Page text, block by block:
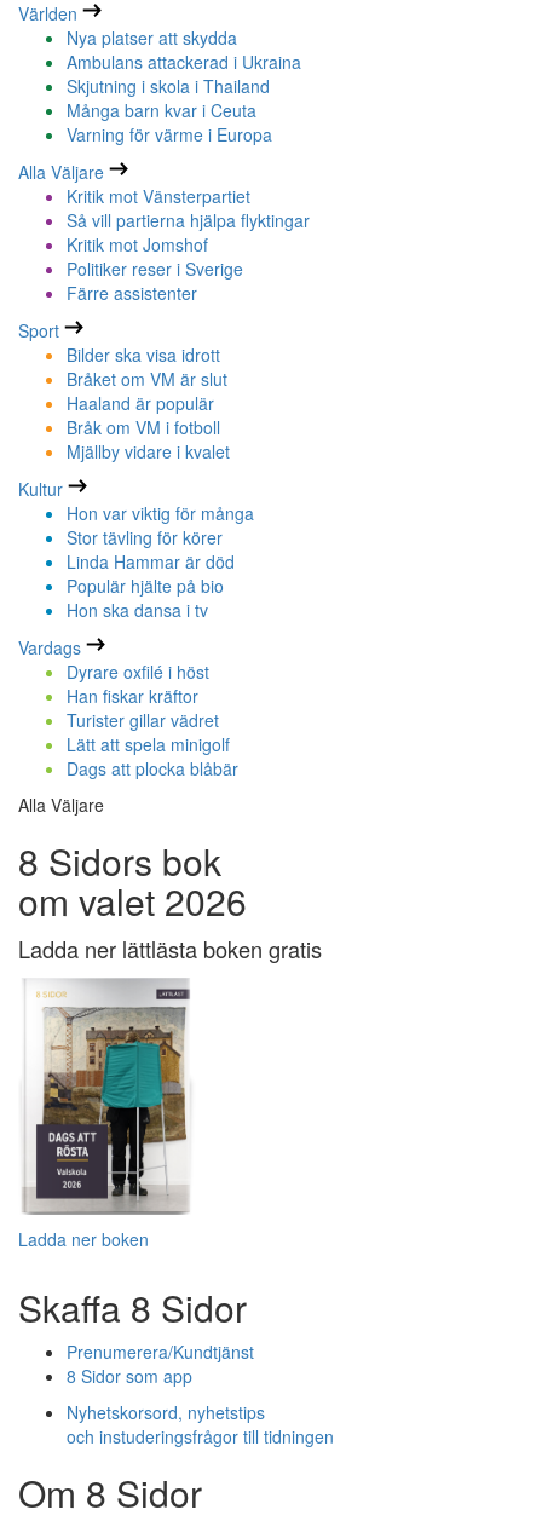
Världen
Nya platser att skydda
Ambulans attackerad i Ukraina
Skjutning i skola i Thailand
Många barn kvar i Ceuta
Varning för värme i Europa
Alla Väljare
Kritik mot Vänsterpartiet
Så vill partierna hjälpa flyktingar
Kritik mot Jomshof
Politiker reser i Sverige
Färre assistenter
Sport
Bilder ska visa idrott
Bråket om VM är slut
Haaland är populär
Bråk om VM i fotboll
Mjällby vidare i kvalet
Kultur
Hon var viktig för många
Stor tävling för körer
Linda Hammar är död
Populär hjälte på bio
Hon ska dansa i tv
Vardags
Dyrare oxfilé i höst
Han fiskar kräftor
Turister gillar vädret
Lätt att spela minigolf
Dags att plocka blåbär
Alla Väljare
8 Sidors bok
om valet 2026
Ladda ner lättlästa boken gratis
Ladda ner boken
Skaffa 8 Sidor
Prenumerera/Kundtjänst
8 Sidor som app
Nyhetskorsord, nyhetstips
och instuderingsfrågor till tidningen
Om 8 Sidor